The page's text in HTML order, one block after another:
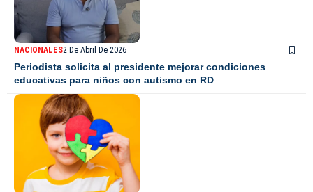
NACIONALES2 De Abril De 2026
Periodista solicita al presidente mejorar condiciones
educativas para niños con autismo en RD